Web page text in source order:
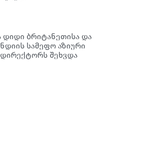
დიდი ბრიტანეთისა და
სამეფო აზიური
შეხვდა